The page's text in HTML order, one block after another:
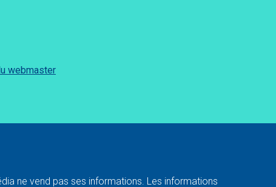
webmaster
ne vend pas ses informations. Les informations